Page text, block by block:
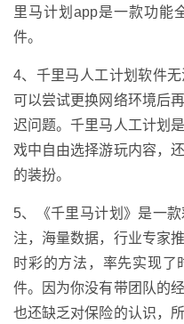
里马计划app是一款功能
件。
4、千里马人工计划软件
可以尝试更换网络环境后
迟问题。千里马人工计划
戏中自由选择游玩内容，
的装扮。
5、《千里马计划》是一
注，海量数据，行业专家
时彩的方法，率先实现
件。因为你没有带团队的
也还缺乏对保险的认识，